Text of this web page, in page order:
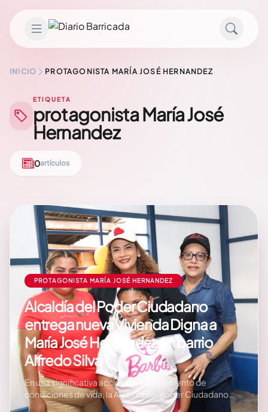
INICIO PROTAGONISTA MARÍA JOSÉ HERNANDEZ
ETIQUETA
protagonista María José
Hernandez
0artículos
PROTAGONISTA MARÍA JOSÉ HERNANDEZ
Alcaldía del Poder Ciudadano
entrega nueva Vivienda Digna a
María José Hernandez en barrio
Alfredo Silva
En una significativa acción de mejoramiento de
condiciones de vida, la Alcaldía del Poder Ciudadano
entregó una nueva Vivienda Digna a María José